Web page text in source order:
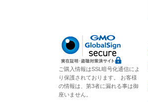
ご購入情報はSSL暗号化通信によ
り保護されております。 お客様
の情報は、第3者に漏れる事は御
座いません。